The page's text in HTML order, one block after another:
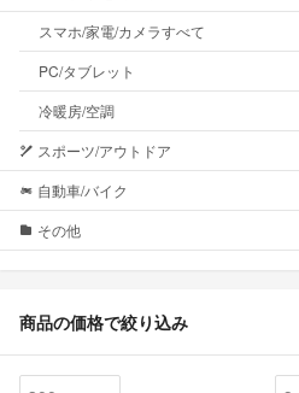
スマホ/家電/カメラすべて
PC/タブレット
冷暖房/空調
スポーツ/アウトドア
自動車/バイク
その他
商品の価格で絞り込み